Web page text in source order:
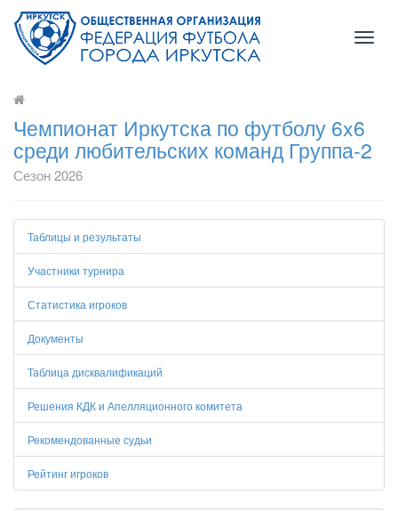
Чемпионат Иркутска по футболу 6x6
среди любительских команд Группа-2
Сезон 2026
Таблицы и результаты
Участники турнира
Статистика игроков
Документы
Таблица дисквалификаций
Решения КДК и Апелляционного комитета
Рекомендованные судьи
Рейтинг игроков